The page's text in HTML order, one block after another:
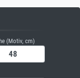
(Motiv, cm)